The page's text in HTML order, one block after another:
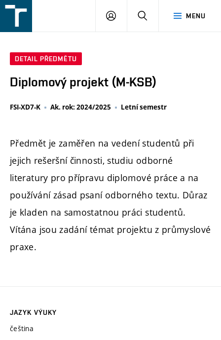
v
MENU
PŘIHLÁŠENÍ
DETAIL PŘEDMĚTU
Diplomový projekt (M-KSB)
FSI-XD7-K Ak. rok: 2024/2025 Letní semestr
Předmět je zaměřen na vedení studentů při
jejich rešeršní činnosti, studiu odborné
literatury pro přípravu diplomové práce a na
používání zásad psaní odborného textu. Důraz
je kladen na samostatnou práci studentů.
Vítána jsou zadání témat projektu z průmyslové
praxe.
JAZYK VÝUKY
čeština